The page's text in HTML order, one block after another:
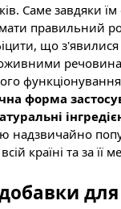
Саме завдяки їм
правильний
що з'явилися в
функціонування
форма
надзвичайно
країні та за її
для